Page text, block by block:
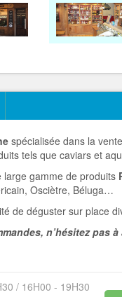
spécialisée dans la
tels que caviars et
large gamme de produits
Osciètre, Béluga…
de déguster sur place
n’hésitez pas
/ 16H00 - 19H30